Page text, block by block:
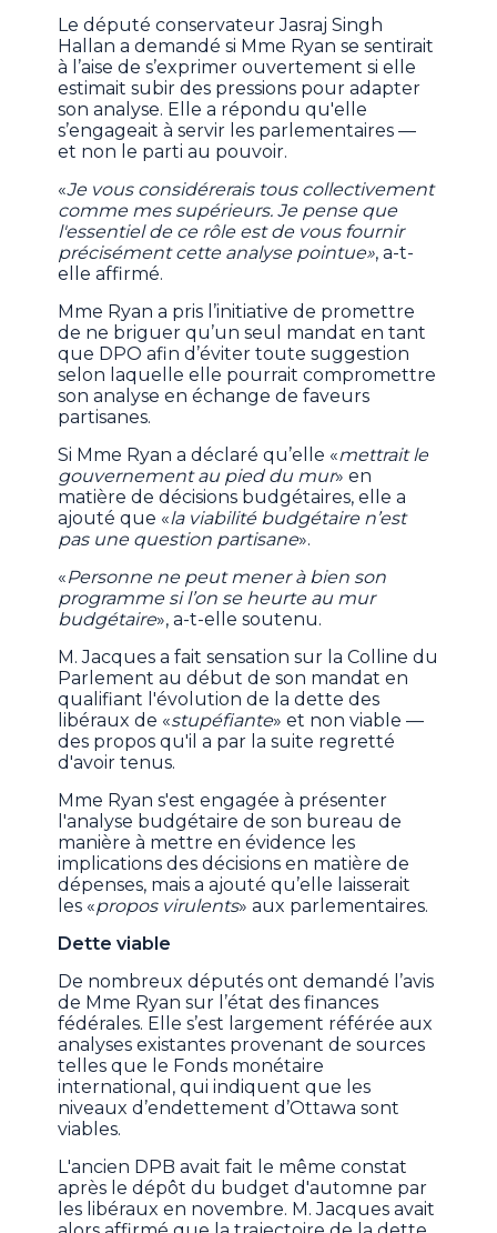
Le député conservateur Jasraj Singh
Hallan a demandé si Mme Ryan se sentirait
à l’aise de s’exprimer ouvertement si elle
estimait subir des pressions pour adapter
son analyse. Elle a répondu qu'elle
s’engageait à servir les parlementaires —
et non le parti au pouvoir.
«Je vous considérerais tous collectivement
comme mes supérieurs. Je pense que
l'essentiel de ce rôle est de vous fournir
précisément cette analyse pointue», a-t-
elle affirmé.
Mme Ryan a pris l’initiative de promettre
de ne briguer qu’un seul mandat en tant
que DPO afin d’éviter toute suggestion
selon laquelle elle pourrait compromettre
son analyse en échange de faveurs
partisanes.
Si Mme Ryan a déclaré qu’elle «mettrait le
gouvernement au pied du mur» en
matière de décisions budgétaires, elle a
ajouté que «la viabilité budgétaire n’est
pas une question partisane».
«Personne ne peut mener à bien son
programme si l’on se heurte au mur
budgétaire», a-t-elle soutenu.
M. Jacques a fait sensation sur la Colline du
Parlement au début de son mandat en
qualifiant l'évolution de la dette des
libéraux de «stupéfiante» et non viable —
des propos qu'il a par la suite regretté
d'avoir tenus.
Mme Ryan s'est engagée à présenter
l'analyse budgétaire de son bureau de
manière à mettre en évidence les
implications des décisions en matière de
dépenses, mais a ajouté qu’elle laisserait
les «propos virulents» aux parlementaires.
Dette viable
De nombreux députés ont demandé l’avis
de Mme Ryan sur l’état des finances
fédérales. Elle s’est largement référée aux
analyses existantes provenant de sources
telles que le Fonds monétaire
international, qui indiquent que les
niveaux d’endettement d’Ottawa sont
viables.
L'ancien DPB avait fait le même constat
après le dépôt du budget d'automne par
les libéraux en novembre. M. Jacques avait